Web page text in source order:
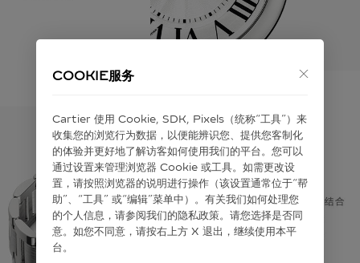
COOKIE服务
Cartier 使⽤ Cookie, SDK, Pixels（统称“⼯具”）来
收集您的浏览⾏为数据，以便能辨识您、提供您客制化
的体验并更好地了解访客如何使⽤我们的平台。您可以
通过设置来管理浏览器 Cookie 或⼯具。如需更改设
置，请按照浏览器的说明进⾏操作（该设置通常位于“帮
助”、“⼯具” 或“编辑”菜单中）。有关我们如何处理您
的个⼈信息，请参阅我们的隐私政策。请您选择是否同
意。如您不同意，请按右上⽅ X 退出，继续使⽤本平
台。